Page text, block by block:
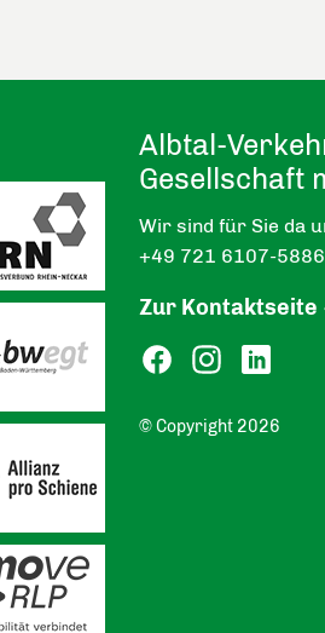
Albtal-
Gesellschaft
Wir sind für Sie da
+49 721 6107-5886
Zur Kontaktseite
© Copyright 2026